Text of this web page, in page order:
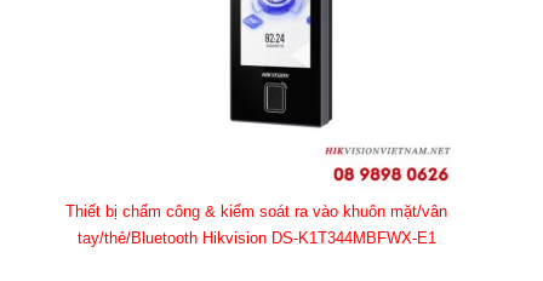
Thiết bị chấm công & kiểm soát ra vào khuôn mặt/vân
tay/thẻ/Bluetooth Hikvision DS-K1T344MBFWX-E1